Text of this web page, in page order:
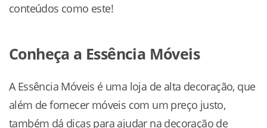
conteúdos como este!
Conheça a Essência Móveis
A Essência Móveis é uma loja de alta decoração, que
além de fornecer móveis com um preço justo,
também dá dicas para ajudar na decoração de